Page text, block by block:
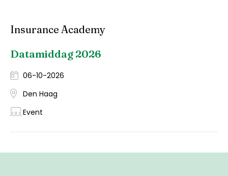
Insurance Academy
Datamiddag 2026
06-10-2026
Den Haag
Event